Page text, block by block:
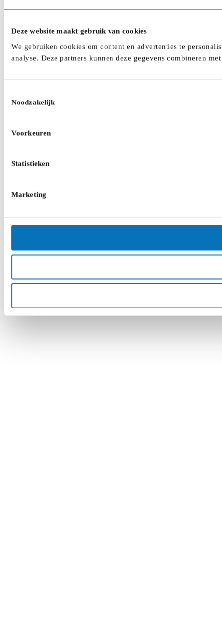
Deze website maakt gebruik van cookies
We gebruiken cookies om content en advertenties te
analyse. Deze partners kunnen deze gegevens combineren
Noodzakelijk
Voorkeuren
Statistieken
Marketing